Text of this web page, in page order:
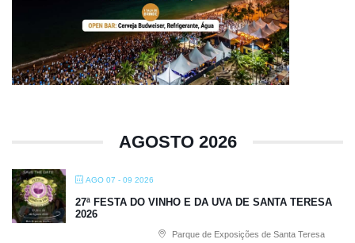
AGOSTO 2026
AGO 07 - 09 2026
27ª FESTA DO VINHO E DA UVA DE SANTA TERESA
2026
Parque de Exposições de Santa Teresa